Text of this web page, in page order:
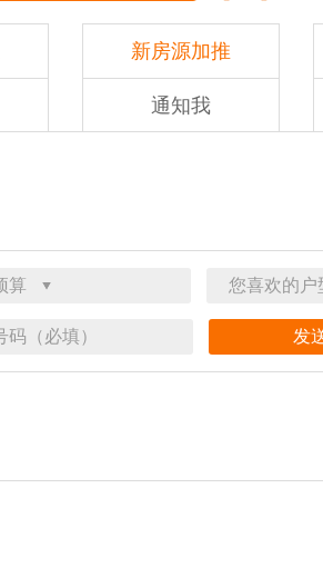
新房源加推
通知我